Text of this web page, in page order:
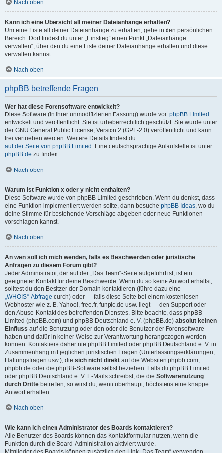
Nach oben
Kann ich eine Übersicht all meiner Dateianhänge erhalten?
Um eine Liste all deiner Dateianhänge zu erhalten, gehe in den persönlichen
Bereich. Dort findest du unter „Einstieg“ einen Punkt „Dateianhänge
verwalten“, über den du eine Liste deiner Dateianhänge erhalten und diese
verwalten kannst.
Nach oben
phpBB betreffende Fragen
Wer hat diese Forensoftware entwickelt?
Diese Software (in ihrer unmodifizierten Fassung) wurde von phpBB Limited
entwickelt und veröffentlicht. Sie ist urheberrechtlich geschützt. Sie wurde unter
der GNU General Public License, Version 2 (GPL-2.0) veröffentlicht und kann
frei vertrieben werden. Weitere Details findest du
auf der Seite von phpBB Limited . Eine deutschsprachige Anlaufstelle ist unter
phpBB.de zu finden.
Nach oben
Warum ist Funktion x oder y nicht enthalten?
Diese Software wurde von phpBB Limited geschrieben. Wenn du denkst, dass
eine Funktion implementiert werden sollte, dann besuche phpBB Ideas, wo du
deine Stimme für bestehende Vorschläge abgeben oder neue Funktionen
vorschlagen kannst.
Nach oben
An wen soll ich mich wenden, falls es Beschwerden oder juristische
Anfragen zu diesem Forum gibt?
Jeder Administrator, der auf der „Das Team“-Seite aufgeführt ist, ist ein
geeigneter Kontakt für deine Beschwerde. Wenn du so keine Antwort erhältst,
solltest du den Besitzer der Domain kontaktieren (führe dazu eine
„WHOIS“-Abfrage durch) oder — falls diese Seite bei einem kostenlosen
Webhoster wie z. B. Yahoo!, free.fr, funpic.de usw. liegt — den Support oder
den Abuse-Kontakt des betreffenden Dienstes. Bitte beachte, dass phpBB
Limited (phpBB.com) und phpBB Deutschland e. V. (phpBB.de) absolut keinen
Einfluss auf die Benutzung oder den oder die Benutzer der Forensoftware
haben und dafür in keiner Weise zur Verantwortung herangezogen werden
können. Kontaktiere daher nie phpBB Limited oder phpBB Deutschland e. V. in
Zusammenhang mit jeglichen juristischen Fragen (Unterlassungserklärungen,
Haftungsfragen usw.), die sich nicht direkt auf die Websiten phpbb.com,
phpbb.de oder die phpBB-Software selbst beziehen. Falls du phpBB Limited
oder phpBB Deutschland e. V. E-Mails schreibst, die die Softwarenutzung
durch Dritte betreffen, so wirst du, wenn überhaupt, höchstens eine knappe
Antwort erhalten.
Nach oben
Wie kann ich einen Administrator des Boards kontaktieren?
Alle Benutzer des Boards können das Kontaktformular nutzen, wenn die
Funktion durch die Board-Administration aktiviert wurde.
Mitglieder des Boards können zusätzlich den Link „Das Team“ verwenden.